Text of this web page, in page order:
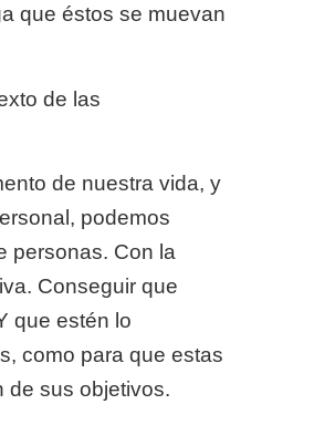
que éstos se muevan
de las
de nuestra vida, y
podemos
personas. Con la
Conseguir que
que estén lo
como para que estas
de sus objetivos.